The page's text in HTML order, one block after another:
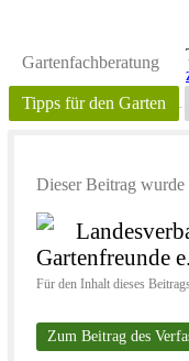
Gartenfachberatung
Tipps für den Garten
Dieser Beitrag wurde
Gartenfreunde
Für den Inhalt dieses
Zum Beitrag des